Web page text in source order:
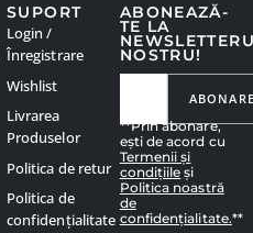
ABONEAZĂ-
TE LA
NOSTRU!
**Prin abonare,
ești de acord cu
Termenii și
condițiile și
Politica noastră
de
confidențialitate.**
SUPORT
Login /
Înregistrare
Wishlist
Livrarea
Produselor
Politica de retur
Politica de
confidențialitate